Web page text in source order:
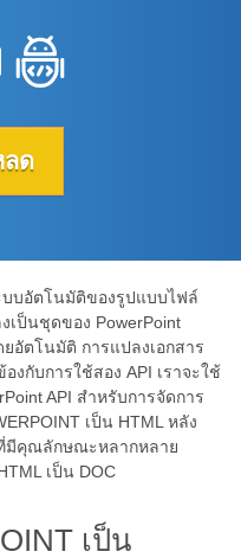
ลด
บบอัตโนมัติของรูปแบบไฟล์
ป็นชุดของ PowerPoint
ยอัตโนมัติ การแปลงเอกสาร
งกับการใช้สอง API เราจะใช้
API สำหรับการจัดการ
เป็น HTML หลัง
มีคุณลักษณะหลากหลาย
เป็น DOC
เป็น